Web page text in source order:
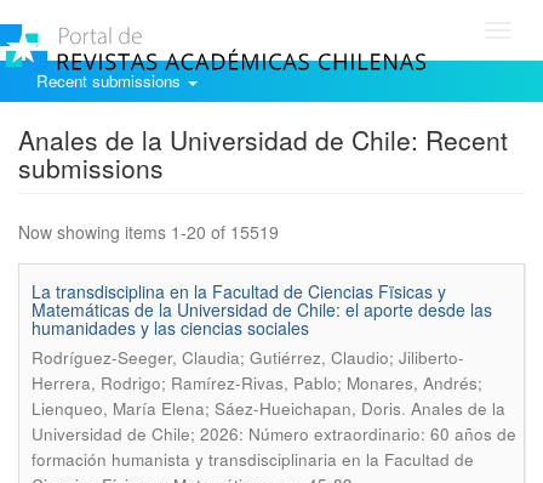
Recent submissions
Anales de la Universidad de Chile: Recent
submissions
Now showing items 1-20 of 15519
La transdisciplina en la Facultad de Ciencias Fïsicas y
Matemáticas de la Universidad de Chile: el aporte desde las
humanidades y las ciencias sociales
Rodríguez-Seeger, Claudia; Gutiérrez, Claudio; Jiliberto-
Herrera, Rodrigo; Ramírez-Rivas, Pablo; Monares, Andrés;
Lienqueo, María Elena; Sáez-Hueichapan, Doris. Anales de la
Universidad de Chile; 2026: Número extraordinario: 60 años de
formación humanista y transdisciplinaria en la Facultad de